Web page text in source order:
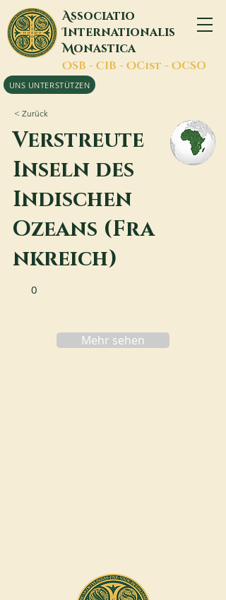
Associatio
Internationalis
Monastica
OSB - CIB - OCist - OCSO
UNS UNTERSTÜTZEN
< Zurück
Verstreute
Inseln des
Indischen
Ozeans (Fra
nkreich)
0
Mehr sehen